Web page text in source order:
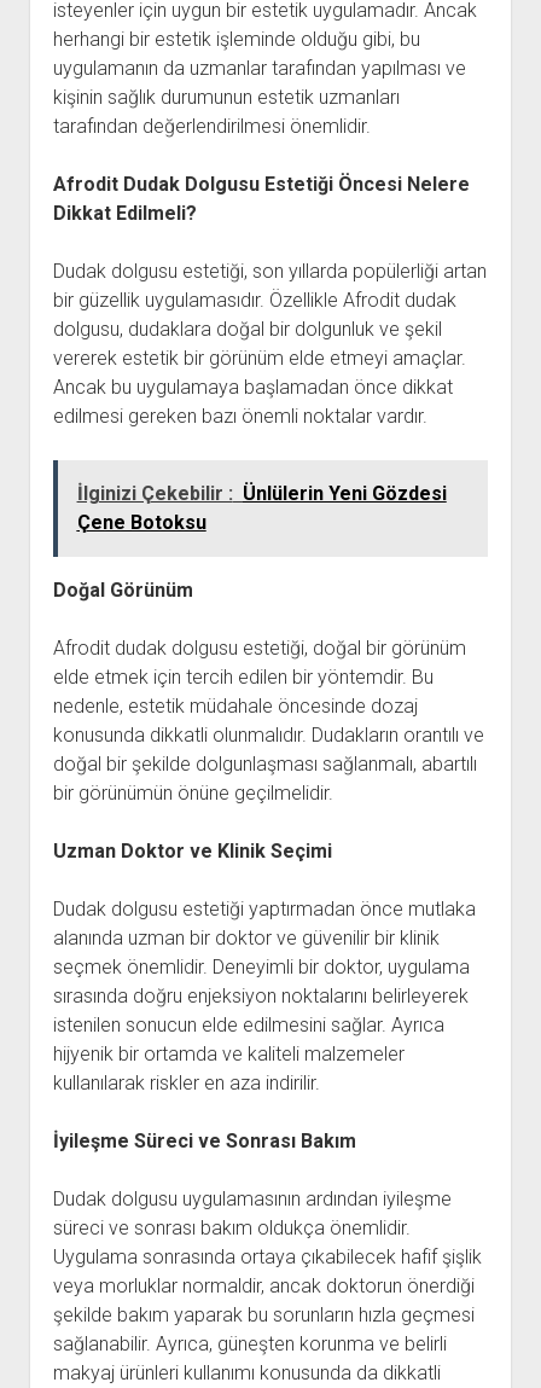
isteyenler için uygun bir estetik uygulamadır. Ancak
herhangi bir estetik işleminde olduğu gibi, bu
uygulamanın da uzmanlar tarafından yapılması ve
kişinin sağlık durumunun estetik uzmanları
tarafından değerlendirilmesi önemlidir.
Afrodit Dudak Dolgusu Estetiği Öncesi Nelere
Dikkat Edilmeli?
Dudak dolgusu estetiği, son yıllarda popülerliği artan
bir güzellik uygulamasıdır. Özellikle Afrodit dudak
dolgusu, dudaklara doğal bir dolgunluk ve şekil
vererek estetik bir görünüm elde etmeyi amaçlar.
Ancak bu uygulamaya başlamadan önce dikkat
edilmesi gereken bazı önemli noktalar vardır.
İlginizi Çekebilir : Ünlülerin Yeni Gözdesi
Çene Botoksu
Doğal Görünüm
Afrodit dudak dolgusu estetiği, doğal bir görünüm
elde etmek için tercih edilen bir yöntemdir. Bu
nedenle, estetik müdahale öncesinde dozaj
konusunda dikkatli olunmalıdır. Dudakların orantılı ve
doğal bir şekilde dolgunlaşması sağlanmalı, abartılı
bir görünümün önüne geçilmelidir.
Uzman Doktor ve Klinik Seçimi
Dudak dolgusu estetiği yaptırmadan önce mutlaka
alanında uzman bir doktor ve güvenilir bir klinik
seçmek önemlidir. Deneyimli bir doktor, uygulama
sırasında doğru enjeksiyon noktalarını belirleyerek
istenilen sonucun elde edilmesini sağlar. Ayrıca
hijyenik bir ortamda ve kaliteli malzemeler
kullanılarak riskler en aza indirilir.
İyileşme Süreci ve Sonrası Bakım
Dudak dolgusu uygulamasının ardından iyileşme
süreci ve sonrası bakım oldukça önemlidir.
Uygulama sonrasında ortaya çıkabilecek hafif şişlik
veya morluklar normaldir, ancak doktorun önerdiği
şekilde bakım yaparak bu sorunların hızla geçmesi
sağlanabilir. Ayrıca, güneşten korunma ve belirli
makyaj ürünleri kullanımı konusunda da dikkatli